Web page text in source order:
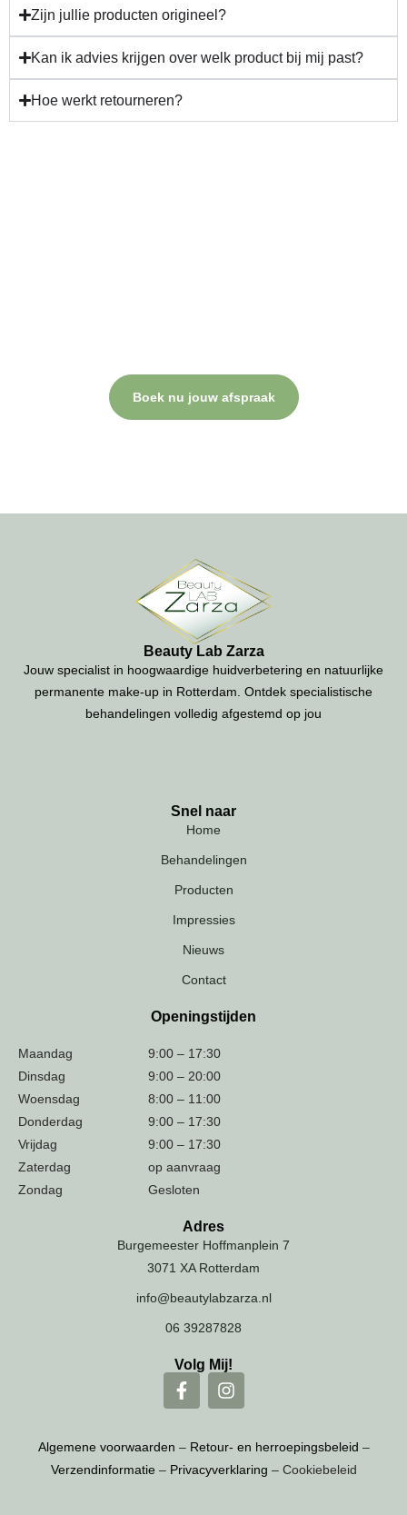
Zijn jullie producten origineel?
Kan ik advies krijgen over welk product bij mij past?
Hoe werkt retourneren?
Boek nu jouw afspraak
Beauty Lab Zarza
Jouw specialist in hoogwaardige huidverbetering en natuurlijke
permanente make-up in Rotterdam. Ontdek specialistische
behandelingen volledig afgestemd op jou
Snel naar
Home
Behandelingen
Producten
Impressies
Nieuws
Contact
Openingstijden
Maandag
9:00 – 17:30
Dinsdag
9:00 – 20:00
Woensdag
8:00 – 11:00
Donderdag
9:00 – 17:30
Vrijdag
9:00 – 17:30
Zaterdag
op aanvraag
Zondag
Gesloten
Adres
Burgemeester Hoffmanplein 7
3071 XA Rotterdam
info@beautylabzarza.nl
06 39287828
Volg Mij!
Algemene voorwaarden – Retour- en herroepingsbeleid –
Verzendinformatie– Privacyverklaring – Cookiebeleid